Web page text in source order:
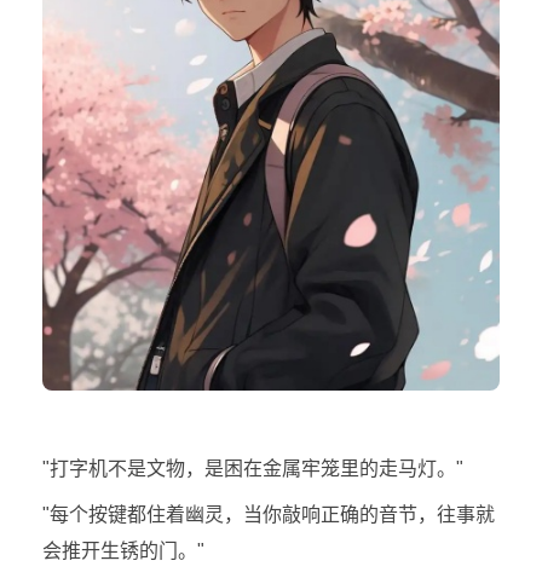
"打字机不是文物，是困在金属牢笼里的走马灯。"
"每个按键都住着幽灵，当你敲响正确的音节，往事就
会推开生锈的门。"